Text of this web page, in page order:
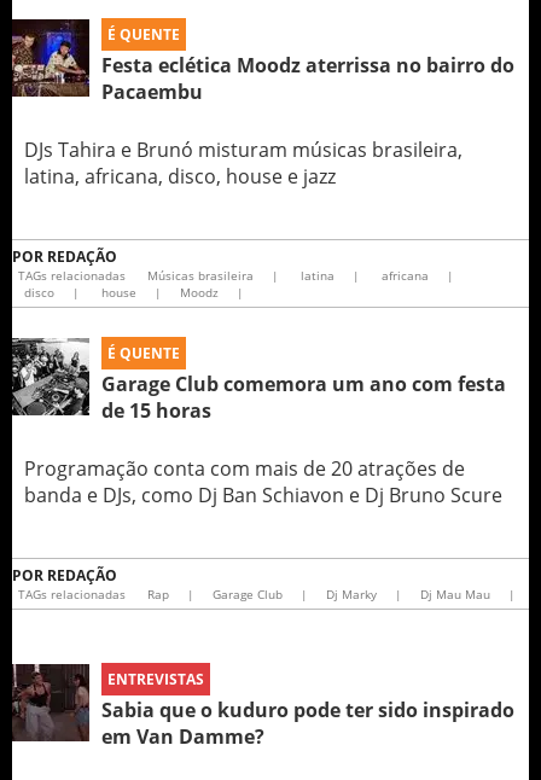
É QUENTE
Festa eclética Moodz aterrissa no bairro do
Pacaembu
DJs Tahira e Brunó misturam músicas brasileira,
latina, africana, disco, house e jazz
POR REDAÇÃO
TAGs relacionadas Músicas brasileira | latina | africana
|
disco
| house | Moodz |
É QUENTE
Garage Club comemora um ano com festa
de 15 horas
Programação conta com mais de 20 atrações de
banda e DJs, como Dj Ban Schiavon e Dj Bruno Scure
POR REDAÇÃO
TAGs relacionadas Rap | Garage Club | Dj Marky | Dj Mau Mau |
ENTREVISTAS
Sabia que o kuduro pode ter sido inspirado
em Van Damme?